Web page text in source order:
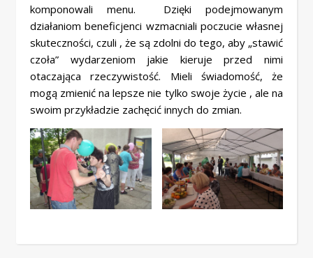
komponowali menu. Dzięki podejmowanym
działaniom beneficjenci wzmacniali poczucie własnej
skuteczności, czuli , że są zdolni do tego, aby „stawić
czoła” wydarzeniom jakie kieruje przed nimi
otaczająca rzeczywistość. Mieli świadomość, że
mogą zmienić na lepsze nie tylko swoje życie , ale na
swoim przykładzie zachęcić innych do zmian.